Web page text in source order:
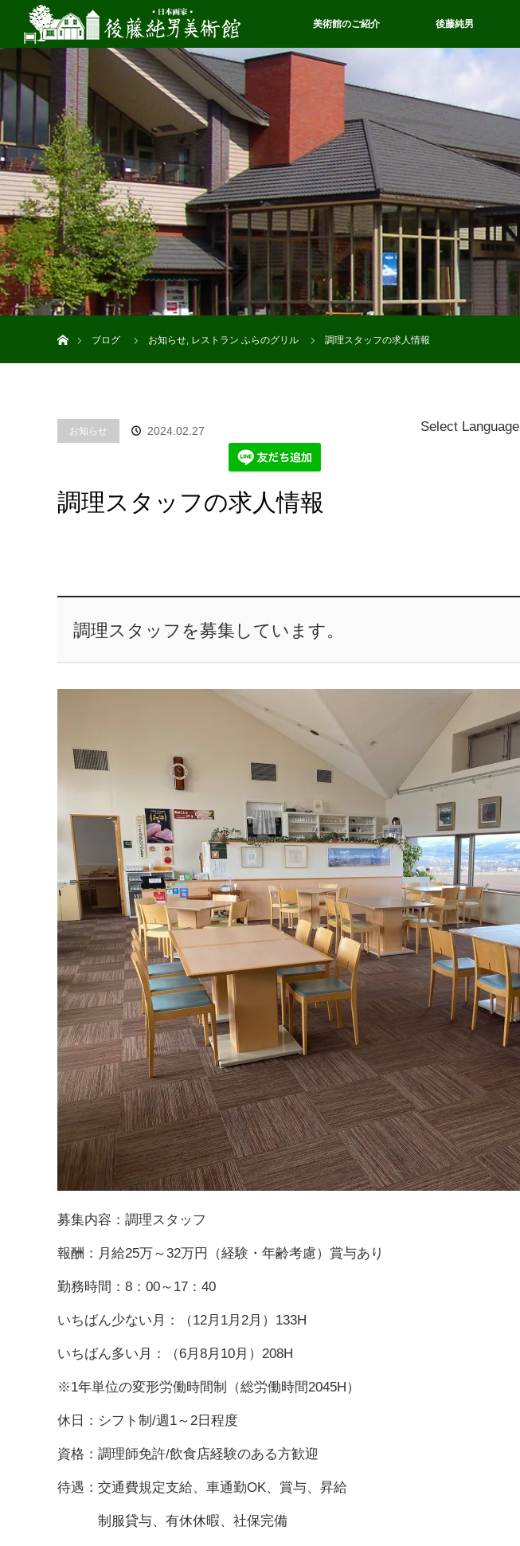
美術館のご紹介 後藤純男
ブログ
お知らせ, レストラン ふらのグリル 調理スタッフの求人情報
お知らせ 2024.02.27 Select Language
調理スタッフの求人情報
調理スタッフを募集しています。
募集内容：調理スタッフ
報酬：月給25万～32万円（経験・年齢考慮）賞与あり
勤務時間：8：00～17：40
いちばん少ない月：（12月1月2月）133H
いちばん多い月：（6月8月10月）208H
※1年単位の変形労働時間制（総労働時間2045H）
休日：シフト制/週1～2日程度
資格：調理師免許/飲食店経験のある方歓迎
待遇：交通費規定支給、車通勤OK、賞与、昇給
制服貸与、有休休暇、社保完備